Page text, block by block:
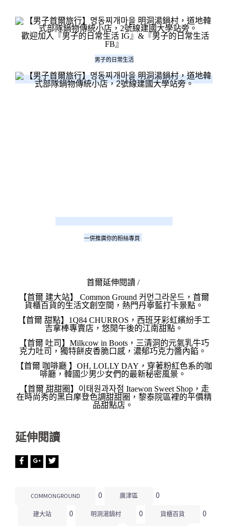
歡迎加入『男子的日常生活 IG 』&『男子的日常生活
FB 』
男子的日常生活
一併推廣你的粉絲專頁
首爾延伸閱讀 /
【首爾 建大站】 Common Ground 커먼그라운드，首爾
貨櫃百貨的生活文創空間，熱門丹寧藍打卡景點。
【首爾 甜點】1Q84 CHURROS，西班牙彩虹繽紛手工
吉拿棒專賣店，悠閒午後的江南甜點。
【首爾 吐司】Milkcow in Boots，三清洞的元氣乳牛巧
克力吐司，獨特餅皮香脆口感，濃郁巧克力醬內餡。
【首爾 咖啡廳 】OH, LOLLY DAY，穿著粉紅色系的咖
啡廳，韓國少男少女們的最新秘密風景。
【首爾 甜甜圈】이태원과자점 Itaewon Sweet Shop，走
在時尚秀的黑白摩登色調甜甜圈，黎泰院區裡的平價精
品甜點店。
延伸閱讀
COMMONGROUND 0 廣津區 0
建大站 0 明洞湯鍋村 0 貨櫃百貨 0